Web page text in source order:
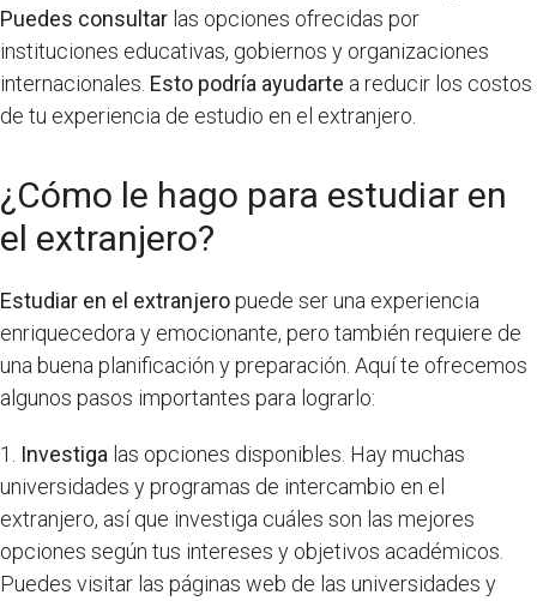
Puedes consultar las opciones ofrecidas por
instituciones educativas, gobiernos y organizaciones
internacionales. Esto podría ayudarte a reducir los costos
de tu experiencia de estudio en el extranjero.
¿Cómo le hago para estudiar en
el extranjero?
Estudiar en el extranjeropuede ser una experiencia
enriquecedora y emocionante, pero también requiere de
una buena planificación y preparación. Aquí te ofrecemos
algunos pasos importantes para lograrlo:
1. Investiga las opciones disponibles. Hay muchas
universidades y programas de intercambio en el
extranjero, así que investiga cuáles son las mejores
opciones según tus intereses y objetivos académicos.
Puedes visitar las páginas web de las universidades y